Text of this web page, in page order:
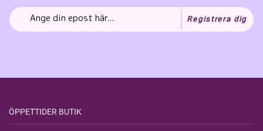
Registrera dig
ÖPPETTIDER BUTIK